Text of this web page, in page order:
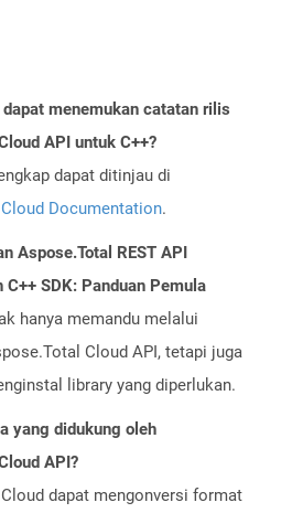
menemukan catatan rilis
API untuk C++?
dapat ditinjau di
Documentation.
Aspose.Total REST API
C++ SDK: Panduan Pemula
hanya memandu melalui
Cloud API, tetapi juga
library yang diperlukan.
yang didukung oleh
API?
dapat mengonversi format